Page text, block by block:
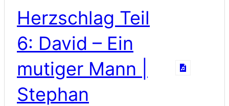
Herzschlag Teil
6: David – Ein
mutiger Mann |
Stephan